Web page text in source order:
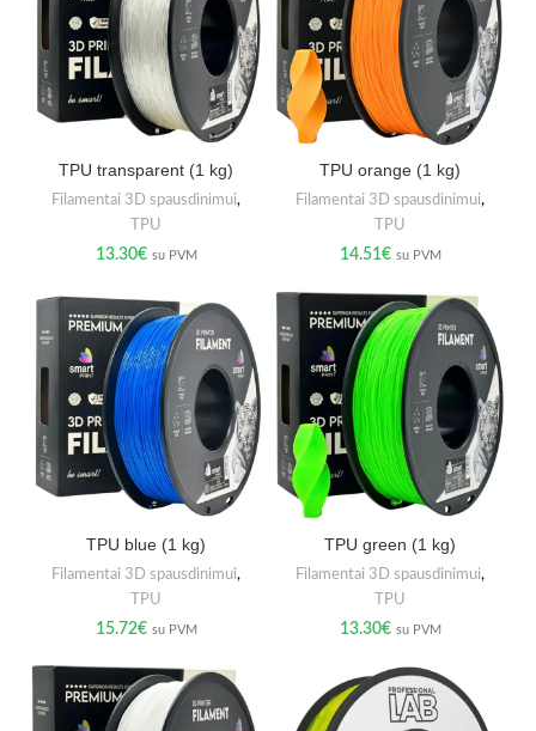
TPU transparent (1 kg)
Filamentai 3D spausdinimui,
TPU
13.30€ su PVM
TPU orange (1 kg)
Filamentai 3D spausdinimui,
TPU
14.51€ su PVM
TPU blue (1 kg)
Filamentai 3D spausdinimui,
TPU
15.72€ su PVM
TPU green (1 kg)
Filamentai 3D spausdinimui,
TPU
13.30€ su PVM